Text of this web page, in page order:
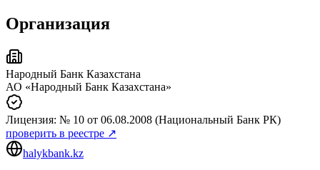
Организация
Народный Банк Казахстана
АО «Народный Банк Казахстана»
Лицензия: № 10 от 06.08.2008 (Национальный Банк РК)
проверить в реестре ↗
halykbank.kz